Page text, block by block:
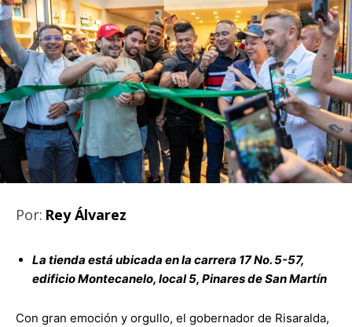
Por: Rey Álvarez
La tienda está ubicada en la carrera 17 No. 5-57,
edificio Montecanelo, local 5, Pinares de San Martín
Con gran emoción y orgullo, el gobernador de Risaralda,